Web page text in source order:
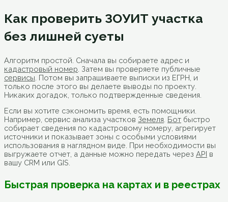
Как проверить ЗОУИТ участка
без лишней суеты
Алгоритм простой. Сначала вы собираете адрес и
кадастровый номер . Затем вы проверяете публичные
сервисы . Потом вы запрашиваете выписки из ЕГРН, и
только после этого вы делаете выводы по проекту.
Никаких догадок, только подтвержденные сведения.
Если вы хотите сэкономить время, есть помощники.
Например, сервис анализа участков Земеля Бот быстро
собирает сведения по кадастровому номеру, агрегирует
источники и показывает зоны с особыми условиями
использования в наглядном виде. При необходимости вы
выгружаете отчет, а данные можно передать через API в
вашу CRM или GIS.
Быстрая проверка на картах и в реестрах